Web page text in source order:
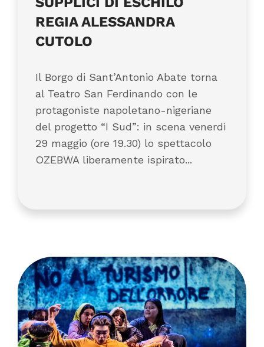
REGIA ALESSANDRA
CUTOLO
Il Borgo di Sant’Antonio Abate torna
al Teatro San Ferdinando con le
protagoniste napoletano-nigeriane
del progetto “I Sud”: in scena venerdì
29 maggio (ore 19.30) lo spettacolo
OZEBWA liberamente ispirato...